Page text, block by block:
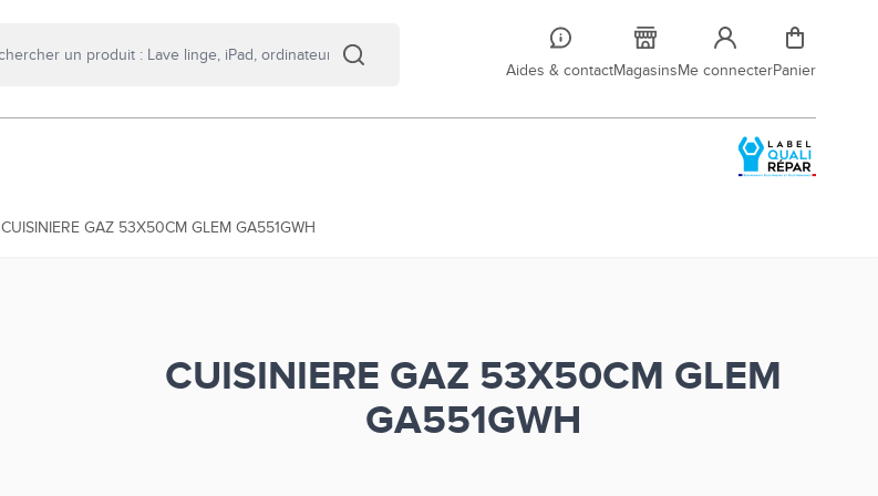
Aides & contactMagasinsMe connecterPanier
CUISINIERE GAZ 53X50CM GLEM GA551GWH
CUISINIERE GAZ 53X50CM GLEM
GA551GWH